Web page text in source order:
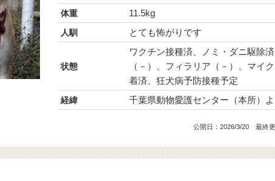
体重 11.5kg
人馴 とても怖がりです
状態
ワクチン接種済、ノミ・ダニ駆除
（－）、フィラリア（－）、マイ
着済、狂犬病予防接種予定
経緯 千葉県動物愛護センター（本所）
公開日： 2026/3/20 最終更